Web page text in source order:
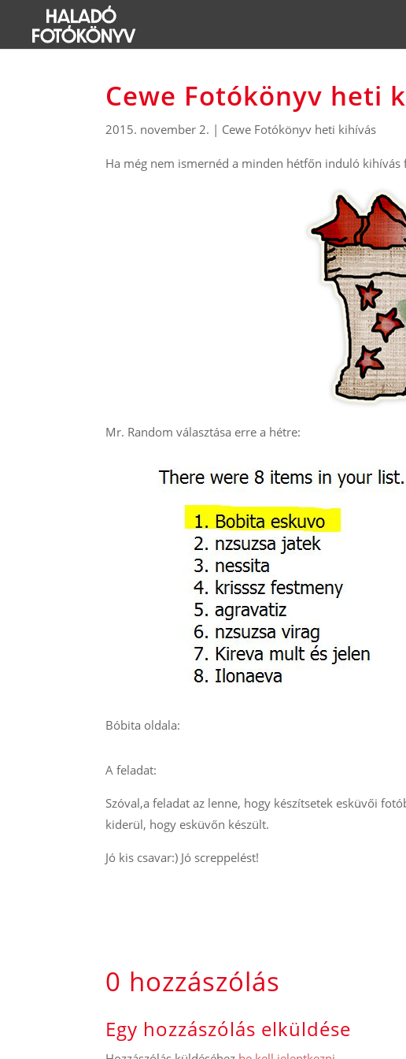
Cewe Fotókönyv heti
2015. november 2. | Cewe Fotókönyv heti kihívás
Ha még nem ismernéd a minden hétfőn induló
Mr. Random választása erre a hétre:
Bóbita oldala:
A feladat:
Szóval,a feladat az lenne, hogy készítsetek esküvői
kiderül, hogy esküvőn készült.
Jó kis csavar:) Jó screppelést!
0 hozzászólás
Egy hozzászólás elküldése